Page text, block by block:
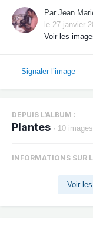
Par Jean
le 27 janvier
Voir les
Signaler l’image
DEPUIS L’ALBUM :
Plantes · 10 images
INFORMATIONS SUR
Voir